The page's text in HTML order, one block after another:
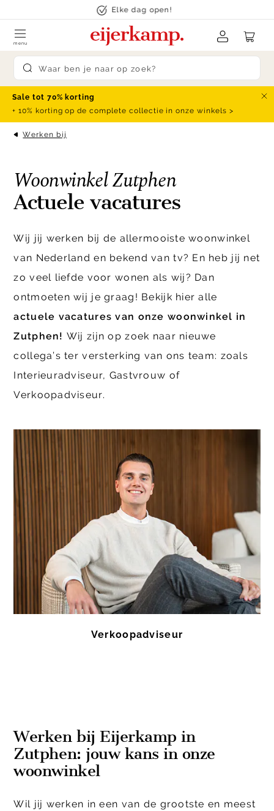
Elke dag open!
Submit search
menu
Sale tot 70% korting
+ 10% korting op de complete collectie in onze winkels >
Werken bij
Woonwinkel Zutphen
Actuele vacatures
Wij jij werken bij de allermooiste woonwinkel
van Nederland en bekend van tv? En heb jij net
zo veel liefde voor wonen als wij? Dan
ontmoeten wij je graag! Bekijk hier alle
actuele vacatures van onze woonwinkel in
Zutphen! Wij zijn op zoek naar nieuwe
collega’s ter versterking van ons team: zoals
Interieuradviseur, Gastvrouw of
Verkoopadviseur.
Verkoopadviseur
Werken bij Eijerkamp in
Zutphen: jouw kans in onze
woonwinkel
Wil jij werken in een van de grootste en meest